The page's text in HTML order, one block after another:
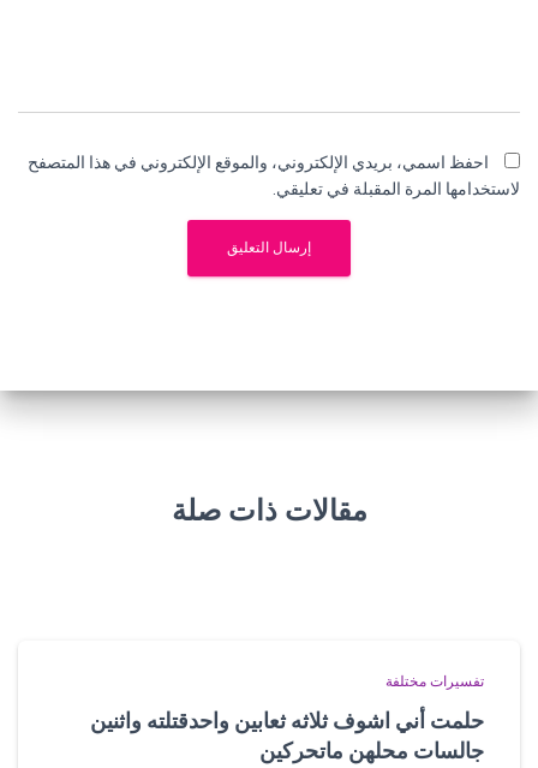
احفظ اسمي، بريدي الإلكتروني، والموقع الإلكتروني في هذا المتصفح
لاستخدامها المرة المقبلة في تعليقي.
مقالات ذات صلة
تفسيرات مختلفة
حلمت أني اشوف ثلاثه ثعابين واحدقتلته واثنين
جالسات محلهن ماتحركين